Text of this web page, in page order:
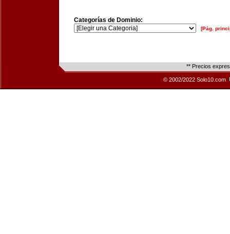
Categorías de Dominio:
[Pág.
** Precios
© 2002/2022 Solo10.com